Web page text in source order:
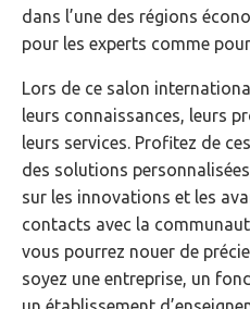
dans l’une des régions
pour les experts comme
Lors de ce salon
leurs connaissances, leurs
leurs services. Profitez de
des solutions
sur les innovations et les
contacts avec la
vous pourrez nouer de
soyez une entreprise, un